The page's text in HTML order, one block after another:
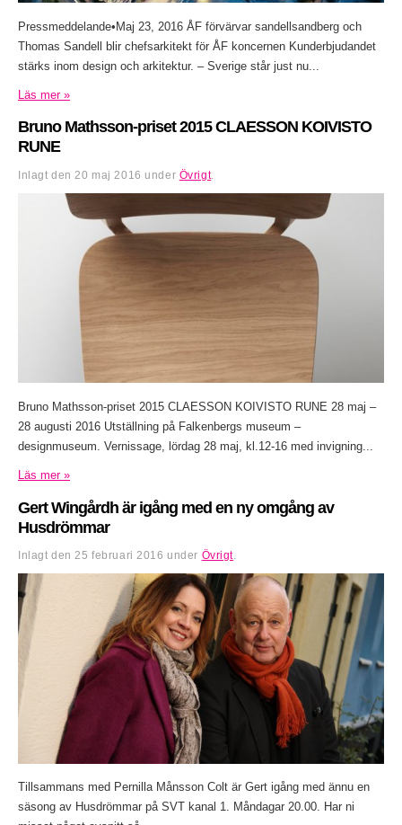
Pressmeddelande•Maj 23, 2016 ÅF förvärvar sandellsandberg och
Thomas Sandell blir chefsarkitekt för ÅF koncernen Kunderbjudandet
stärks inom design och arkitektur. – Sverige står just nu...
Läs mer »
Bruno Mathsson-priset 2015 CLAESSON KOIVISTO
RUNE
Inlagt den 20 maj 2016 under Övrigt.
Bruno Mathsson-priset 2015 CLAESSON KOIVISTO RUNE 28 maj –
28 augusti 2016 Utställning på Falkenbergs museum –
designmuseum. Vernissage, lördag 28 maj, kl.12-16 med invigning...
Läs mer »
Gert Wingårdh är igång med en ny omgång av
Husdrömmar
Inlagt den 25 februari 2016 under Övrigt
Tillsammans med Pernilla Månsson Colt är Gert igång med ännu en
säsong av Husdrömmar på SVT kanal 1. Måndagar 20.00. Har ni